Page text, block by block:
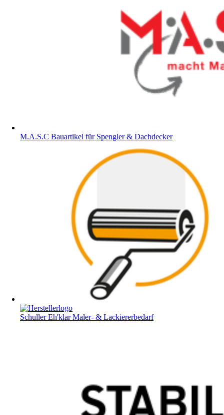
M.A.S.C Bauartikel für Spengler & Dachdecker
Schuller Eh'klar Maler- & Lackiererbedarf